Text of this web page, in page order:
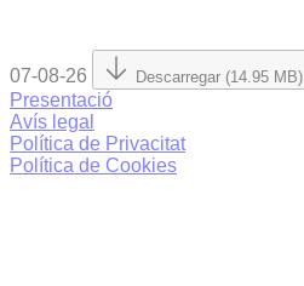
07-08-26 Descarregar (14.95 MB)
Presentació
Avís legal
Política de Privacitat
Política de Cookies